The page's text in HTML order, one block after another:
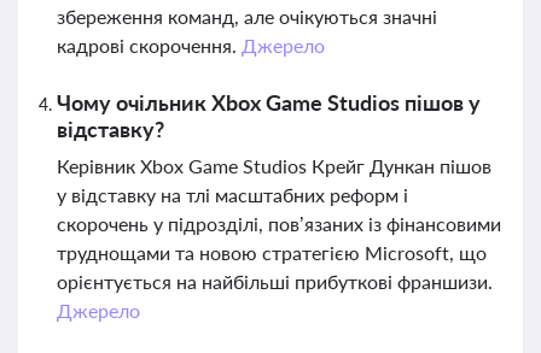
збереження команд, але очікуються значні
кадрові скорочення. Джерело
Чому очільник Xbox Game Studios пішов у
відставку?
Керівник Xbox Game Studios Крейг Дункан пішов
у відставку на тлі масштабних реформ і
скорочень у підрозділі, пов’язаних із фінансовими
труднощами та новою стратегією Microsoft, що
орієнтується на найбільші прибуткові франшизи.
Джерело